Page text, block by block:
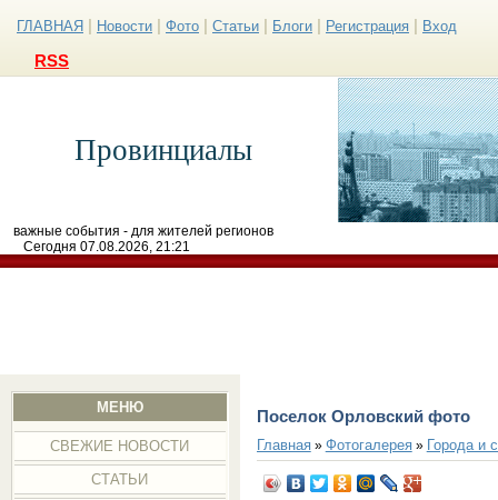
ГЛАВНАЯ Новости Фото Статьи Блоги Регистрация Вход
RSS
Провинциалы
важные события - для жителей регионов
Сегодня 07.08.2026, 21:21
МЕНЮ
СВЕЖИЕ НОВОСТИ
СТАТЬИ
Поселок Орловский фото
Главная» Фотогалерея» Города и